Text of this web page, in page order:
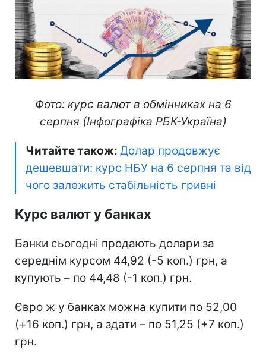
Фото: курс валют в обмінниках на 6
серпня (Інфографіка РБК-Україна)
Читайте також: Долар продовжує
дешевшати: курс НБУ на 6 серпня та від
чого залежить стабільність гривні
Курс валют у банках
Банки сьогодні продають долари за
середнім курсом 44,92 (-5 коп.) грн, а
купують – по 44,48 (-1 коп.) грн.
Євро ж у банках можна купити по 52,00
(+16 коп.) грн, а здати – по 51,25 (+7 коп.)
грн.